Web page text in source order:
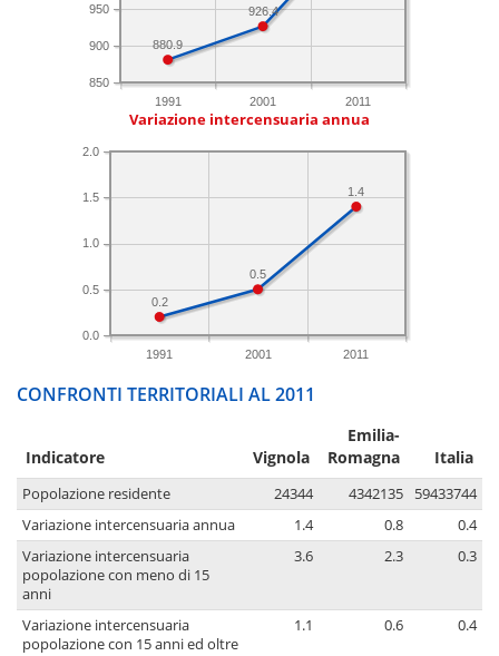
1991 2001 2011
850
900
950 926.4
880.9
Variazione intercensuaria annua
1991 2001 2011
0.0
0.5
1.0
1.5
2.0
1.4
0.5
0.2
CONFRONTI TERRITORIALI AL 2011
Indicatore Vignola
Emilia-
Romagna
Italia
Popolazione residente 24344 4342135
59433744
Variazione intercensuaria annua
1.4 0.8
0.4
Variazione intercensuaria
popolazione con meno di 15
anni
3.6 2.3 0.3
Variazione intercensuaria
popolazione con 15 anni ed oltre
1.1 0.6 0.4